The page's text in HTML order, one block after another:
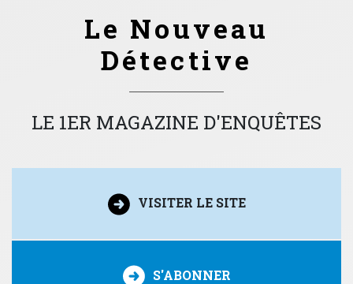
Le Nouveau
Détective
LE 1ER MAGAZINE D'ENQUÊTES
VISITER LE SITE
S'ABONNER